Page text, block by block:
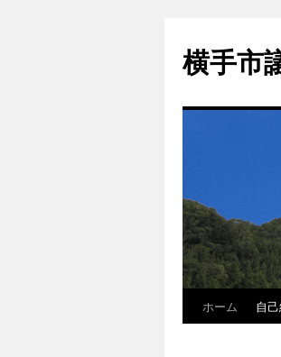
横手市
ホーム 自